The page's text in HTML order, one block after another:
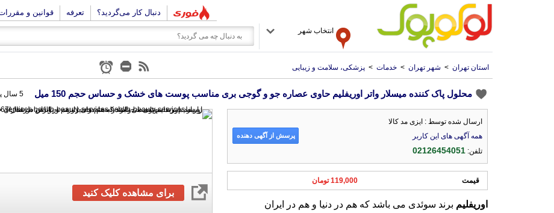
دنبال کار می‌گردید؟ تعرفه قوانین و
انتخاب شهر
استان تهران > شهر تهران > خدمات > پزشکی، سلامت و زیبایی
محلول پاک کننده میسلار واتر اوریفلیم حاوی عصاره جو و گوجی بری مناسب پوست های خشک و حساس حجم 150 میل 5 سال پیش
برای مشاهده کلیک کنید
ارسال شده توسط : ایزی مد کالا
همه آگهی های این کاربر
تلفن:02126454051
پرسش از آگهی دهنده
قیمت 119,000 تومان
اوریفلیم برند سوئدی می باشد که هم در دنیا و هم در ایران